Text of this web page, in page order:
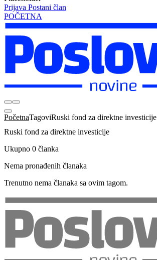
Prijava Postani član
POČETNA
PočetnaTagoviRuski fond za direktne investicije
Ruski fond za direktne investicije
Ukupno 0 članka
Nema pronađenih članaka
Trenutno nema članaka sa ovim tagom.